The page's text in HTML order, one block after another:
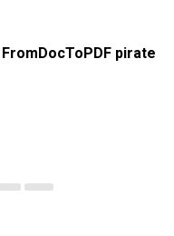
FromDocToPDF pirate